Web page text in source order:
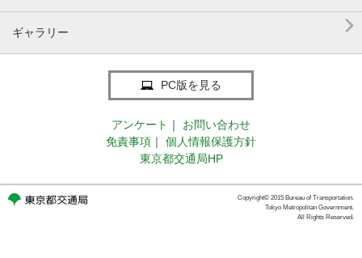
ギャラリー 
PC版を見る
アンケート ｜
お問い合わせ
免責事項 ｜
個人情報保護方針
東京都交通局HP
Copyright© 2015 Bureau of Transportation.
Tokyo Metropolitan Government.
All Rights Reserved.